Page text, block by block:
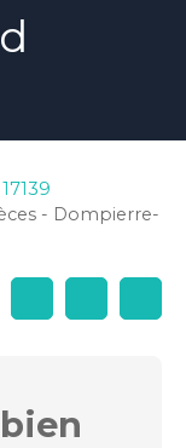
- Dompierre-